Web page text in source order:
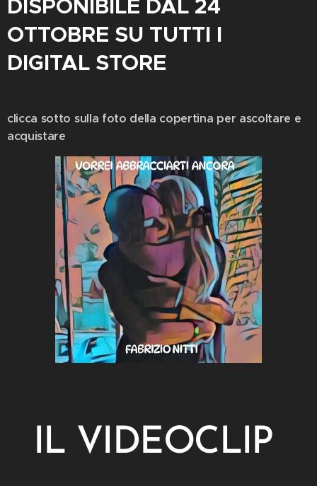
DISPONIBILE DAL 24
OTTOBRE SU TUTTI I
DIGITAL STORE
clicca sotto sulla foto della copertina per ascoltare e
acquistare
IL VIDEOCLIP